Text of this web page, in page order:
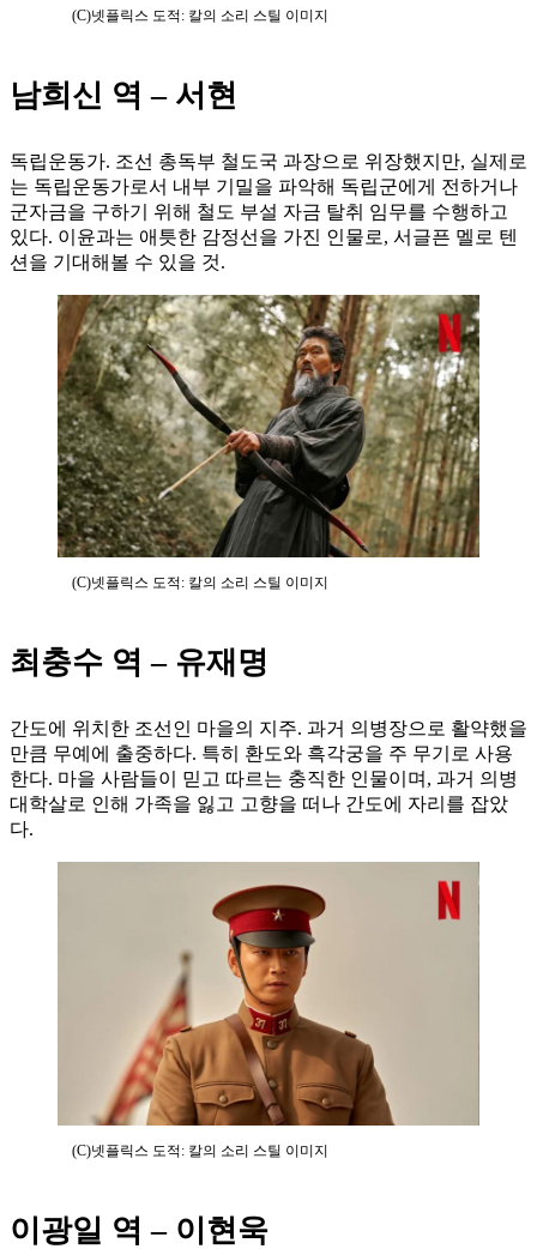
(C)넷플릭스 도적: 칼의 소리 스틸 이미지
남희신 역 – 서현
독립운동가. 조선 총독부 철도국 과장으로 위장했지만, 실제로
는 독립운동가로서 내부 기밀을 파악해 독립군에게 전하거나
군자금을 구하기 위해 철도 부설 자금 탈취 임무를 수행하고
있다. 이윤과는 애틋한 감정선을 가진 인물로, 서글픈 멜로 텐
션을 기대해볼 수 있을 것.
(C)넷플릭스 도적: 칼의 소리 스틸 이미지
최충수 역 – 유재명
간도에 위치한 조선인 마을의 지주. 과거 의병장으로 활약했을
만큼 무예에 출중하다. 특히 환도와 흑각궁을 주 무기로 사용
한다. 마을 사람들이 믿고 따르는 충직한 인물이며, 과거 의병
대학살로 인해 가족을 잃고 고향을 떠나 간도에 자리를 잡았
다.
(C)넷플릭스 도적: 칼의 소리 스틸 이미지
이광일 역 – 이현욱